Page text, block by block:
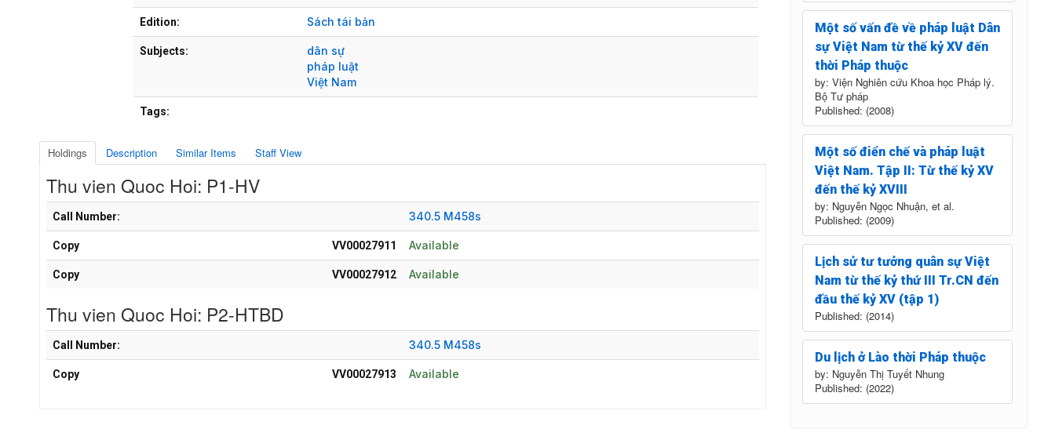
Edition: Sách tái bản
Subjects:
dân sự
pháp luật
Việt Nam
Tags:
Holdings Description Similar Items Staff View
Thu vien Quoc Hoi: P1-HV
Call Number: 340.5 M458s
Copy VV00027911 Available
Copy VV00027912 Available
Thu vien Quoc Hoi: P2-HTBD
Call Number: 340.5 M458s
Copy VV00027913 Available
Một số vấn đề về pháp luật Dân
sự Việt Nam từ thế kỷ XV đến
thời Pháp thuộc
by: Viện Nghiên cứu Khoa học Pháp lý.
Bộ Tư pháp
Published: (2008)
Một số điển chế và pháp luật
Việt Nam. Tập II: Từ thế kỷ XV
đến thế kỷ XVIII
by: Nguyễn Ngọc Nhuận, et al.
Published: (2009)
Lịch sử tư tưởng quân sự Việt
Nam từ thế kỷ thứ III Tr.CN đến
đầu thế kỷ XV (tập 1)
Published: (2014)
Du lịch ở Lào thời Pháp thuộc
by: Nguyễn Thị Tuyết Nhung
Published: (2022)